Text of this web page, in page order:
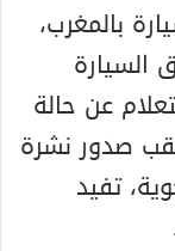
بالمغرب،
عن حالة
صدور نشرة
تفيد